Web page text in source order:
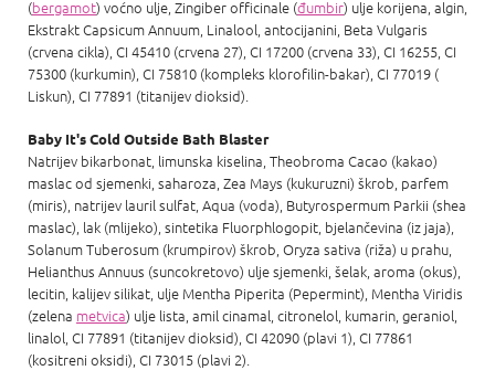
(bergamot) voćno ulje, Zingiber officinale (đumbir) ulje korijena, algin,
Ekstrakt Capsicum Annuum, Linalool, antocijanini, Beta Vulgaris
(crvena cikla), CI 45410 (crvena 27), CI 17200 (crvena 33), CI 16255, CI
75300 (kurkumin), CI 75810 (kompleks klorofilin-bakar), CI 77019 (
Liskun), CI 77891 (titanijev dioksid).
Baby It's Cold Outside Bath Blaster
Natrijev bikarbonat, limunska kiselina, Theobroma Cacao (kakao)
maslac od sjemenki, saharoza, Zea Mays (kukuruzni) škrob, parfem
(miris), natrijev lauril sulfat, Aqua (voda), Butyrospermum Parkii (shea
maslac), lak (mlijeko), sintetika Fluorphlogopit, bjelančevina (iz jaja),
Solanum Tuberosum (krumpirov) škrob, Oryza sativa (riža) u prahu,
Helianthus Annuus (suncokretovo) ulje sjemenki, šelak, aroma (okus),
lecitin, kalijev silikat, ulje Mentha Piperita (Pepermint), Mentha Viridis
(zelena metvica) ulje lista, amil cinamal, citronelol, kumarin, geraniol,
linalol, CI 77891 (titanijev dioksid), CI 42090 (plavi 1), CI 77861
(kositreni oksidi), CI 73015 (plavi 2).